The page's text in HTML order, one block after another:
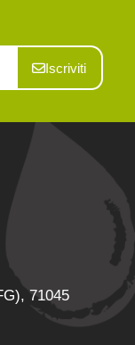
Iscriviti
71045